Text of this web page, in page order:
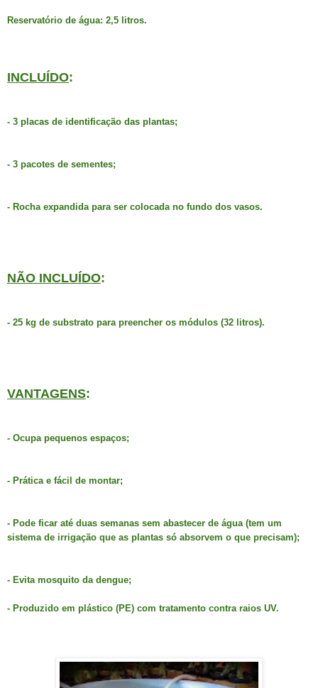
Reservatório de água: 2,5 litros.
INCLUÍDO:
- 3 placas de identificação das plantas;
- 3 pacotes de sementes;
- Rocha expandida para ser colocada no fundo dos vasos.
NÃO INCLUÍDO:
- 25 kg de substrato para preencher os módulos (32 litros).
VANTAGENS:
- Ocupa pequenos espaços;
- Prática e fácil de montar;
- Pode ficar até duas semanas sem abastecer de água (tem um
sistema de irrigação que as plantas só absorvem o que precisam);
- Evita mosquito da dengue;
- Produzido em plástico (PE) com tratamento contra raios UV.